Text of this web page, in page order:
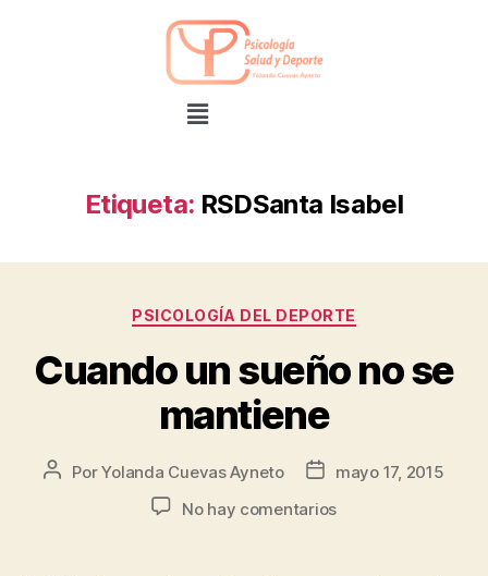
Etiqueta: RSDSanta Isabel
PSICOLOGÍA DEL DEPORTE
Cuando un sueño no se
mantiene
PorYolanda Cuevas Ayneto
mayo 17, 2015
No hay comentarios